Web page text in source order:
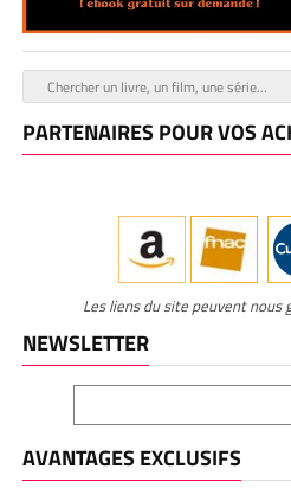
PARTENAIRES POUR VOS
Les liens du site peuvent nous
NEWSLETTER
AVANTAGES EXCLUSIFS